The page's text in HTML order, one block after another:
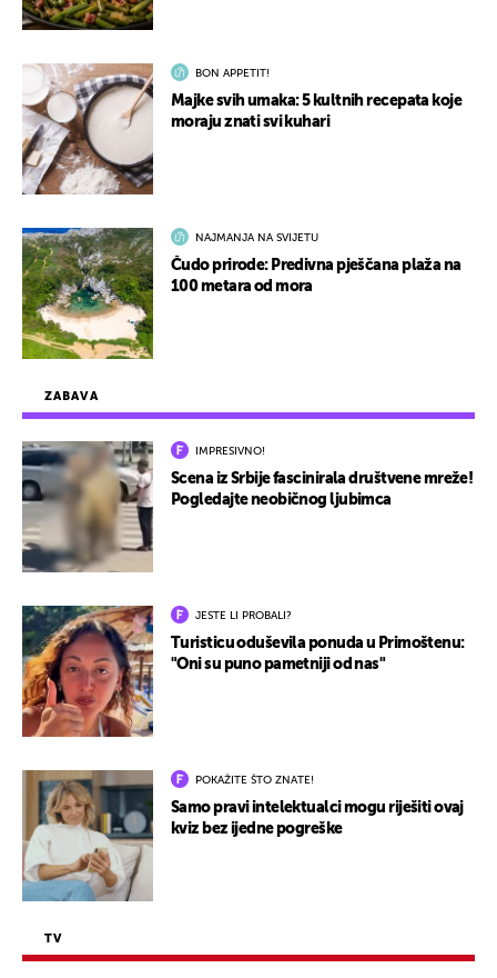
ZABAVA
IMPRESIVNO!
Scena iz Srbije fascinirala društvene mreže!
Pogledajte neobičnog ljubimca
JESTE LI PROBALI?
Turisticu oduševila ponuda u Primoštenu:
"Oni su puno pametniji od nas"
POKAŽITE ŠTO ZNATE!
Samo pravi intelektualci mogu riješiti ovaj
kviz bez ijedne pogreške
TV
BON APPETIT!
Majke svih umaka: 5 kultnih recepata koje
moraju znati svi kuhari
NAJMANJA NA SVIJETU
Čudo prirode: Predivna pješčana plaža na
100 metara od mora